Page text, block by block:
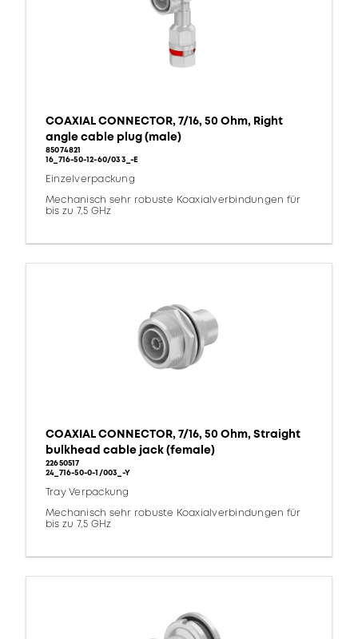
COAXIAL CONNECTOR, 7/16, 50 Ohm, Right
angle cable plug (male)
85074821
16_716-50-12-60/033_-E
Einzelverpackung
Mechanisch sehr robuste Koaxialverbindungen für
bis zu 7,5 GHz
COAXIAL CONNECTOR, 7/16, 50 Ohm, Straight
bulkhead cable jack (female)
22650517
24_716-50-0-1/003_-Y
Tray Verpackung
Mechanisch sehr robuste Koaxialverbindungen für
bis zu 7,5 GHz